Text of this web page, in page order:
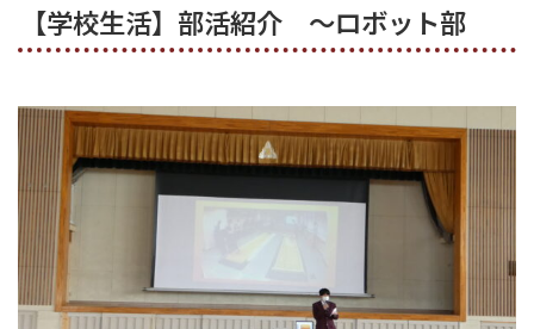
【学校生活】部活紹介 ～ロボット部